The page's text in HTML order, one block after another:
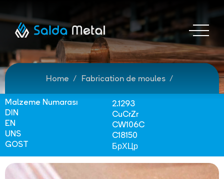
Home Fabrication de moules
Malzeme Numarası
2.1293
DIN
CuCrZr
EN
CW106C
UNS
C18150
GOST
БрХЦр